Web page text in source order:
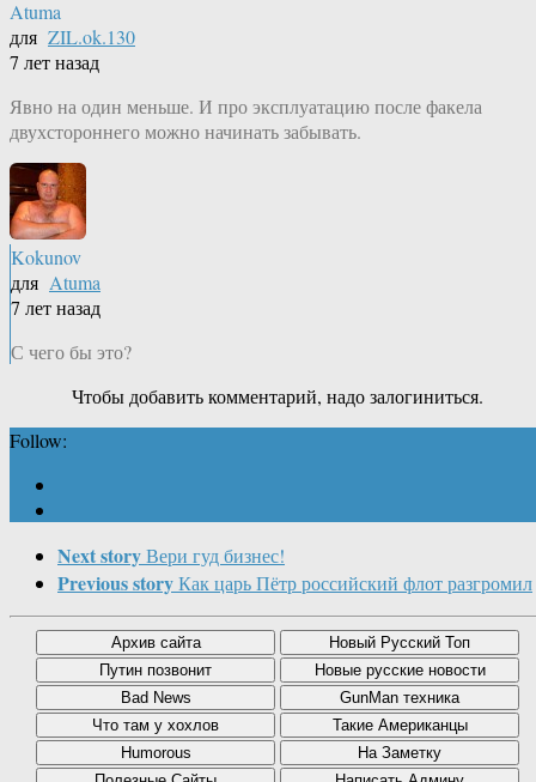
Atuma
для ZIL.ok.130
7 лет назад
Явно на один меньше. И про эксплуатацию после факела
двухстороннего можно начинать забывать.
Kokunov
для Atuma
7 лет назад
С чего бы это?
Чтобы добавить комментарий, надо залогиниться.
Follow:
Next storyВери гуд бизнес!
Previous storyКак царь Пётр российский флот разгромил